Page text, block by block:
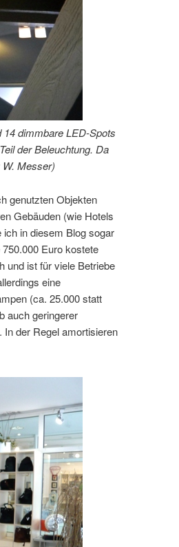
14 dimmbare LED-Spots
der Beleuchtung. Da
Messer)
genutzten Objekten
Gebäuden (wie Hotels
ich in diesem Blog sogar
Euro kostete
und ist für viele Betriebe
eine
(ca. 25.000 statt
auch geringerer
der Regel amortisieren